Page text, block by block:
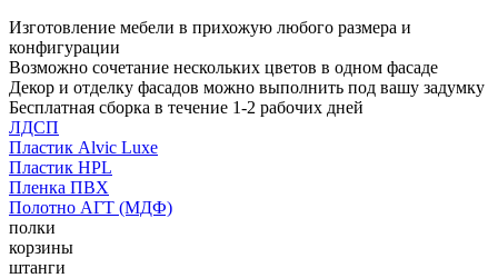
Изготовление мебели в прихожую любого размера и
конфигурации
Возможно сочетание нескольких цветов в одном фасаде
Декор и отделку фасадов можно выполнить под вашу задумку
Бесплатная сборка в течение 1-2 рабочих дней
ЛДСП
Пластик Alvic Luxe
Пластик HPL
Пленка ПВХ
Полотно АГТ (МДФ)
полки
корзины
штанги